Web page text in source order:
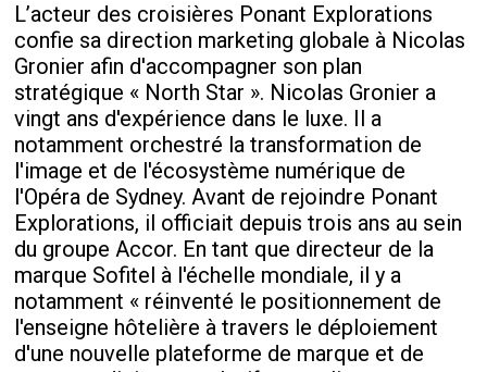
L’acteur des croisières Ponant Explorations
confie sa direction marketing globale à Nicolas
Gronier afin d'accompagner son plan
stratégique « North Star ». Nicolas Gronier a
vingt ans d'expérience dans le luxe. Il a
notamment orchestré la transformation de
l'image et de l'écosystème numérique de
l'Opéra de Sydney. Avant de rejoindre Ponant
Explorations, il officiait depuis trois ans au sein
du groupe Accor. En tant que directeur de la
marque Sofitel à l'échelle mondiale, il y a
notamment « réinventé le positionnement de
l'enseigne hôtelière à travers le déploiement
d'une nouvelle plateforme de marque et de